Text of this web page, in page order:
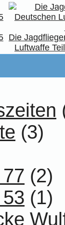
Die
Luftwaffe
(3)
(2)
(1)